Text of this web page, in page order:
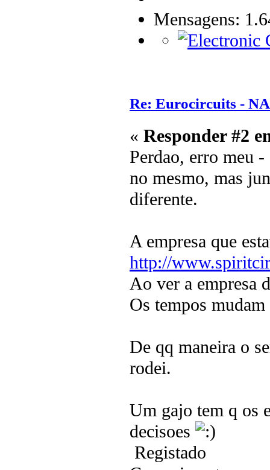
Mensagens:
Re: Eurocircuits -
« Responder #2
Perdao, erro meu
no mesmo, mas
diferente.
A empresa que
http://
Ao ver a empresa
Os tempos
De qq maneira o
rodei.
Um gajo tem q os
decisoes
Registado